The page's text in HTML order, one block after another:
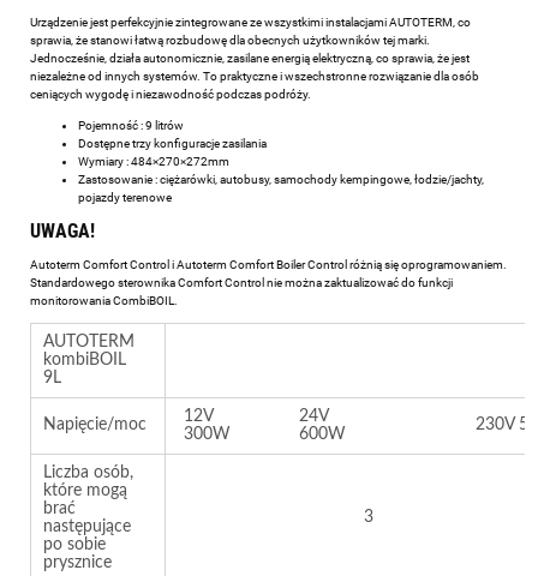
Urządzenie jest perfekcyjnie zintegrowane ze wszystkimi instalacjami AUTOTERM, co
sprawia, że stanowi łatwą rozbudowę dla obecnych użytkowników tej marki.
Jednocześnie, działa autonomicznie, zasilane energią elektryczną, co sprawia, że jest
niezależne od innych systemów. To praktyczne i wszechstronne rozwiązanie dla osób
ceniących wygodę i niezawodność podczas podróży.
Pojemność : 9 litrów
Dostępne trzy konfiguracje zasilania
Wymiary : 484×270×272mm
Zastosowanie : ciężarówki, autobusy, samochody kempingowe, łodzie/jachty,
pojazdy terenowe
UWAGA!
Autoterm Comfort Control i Autoterm Comfort Boiler Control różnią się oprogramowaniem.
Standardowego sterownika Comfort Control nie można zaktualizować do funkcji
monitorowania CombiBOIL.
AUTOTERM
kombiBOIL
9L
Napięcie/moc
12V
300W
24V
600W
230V
Liczba osób,
które mogą
brać
następujące
po sobie
prysznice
3